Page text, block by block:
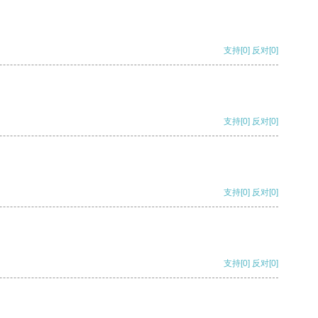
支持[0] 反对[0]
支持[0] 反对[0]
支持[0] 反对[0]
支持[0] 反对[0]